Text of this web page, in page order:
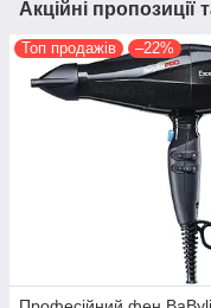
Акційні пропозиції
Топ продажів –22%